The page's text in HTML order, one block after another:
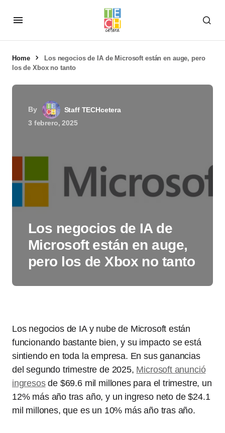
Home
Los negocios de IA de Microsoft están en auge, pero
los de Xbox no tanto
By
Staff TECHcetera
3 febrero, 2025
Los negocios de IA de
Microsoft están en auge,
pero los de Xbox no tanto
Los negocios de IA y nube de Microsoft están
funcionando bastante bien, y su impacto se está
sintiendo en toda la empresa. En sus ganancias
del segundo trimestre de 2025, Microsoft anunció
ingresosde $69.6 mil millones para el trimestre, un
12% más año tras año, y un ingreso neto de $24.1
mil millones, que es un 10% más año tras año.